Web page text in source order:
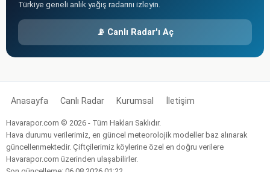
Türkiye geneli anlık yağış radarını izleyin.
📡 Canlı Radar'ı Aç
Anasayfa Canlı Radar Kurumsal İletişim
Havarapor.com © 2026 - Tüm Hakları Saklıdır.
Hava durumu verilerimiz, en güncel meteorolojik modeller baz alınarak
güncellenmektedir. Çiftçilerimiz köylerine özel en doğru verilere
Havarapor.com üzerinden ulaşabilirler.